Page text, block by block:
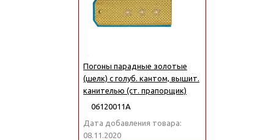
Погоны парадные золотые
(шелк) с голуб. кантом, вышит.
канителью (ст. прапорщик)
06120011А
Дата добавления товара:
08.11.2020